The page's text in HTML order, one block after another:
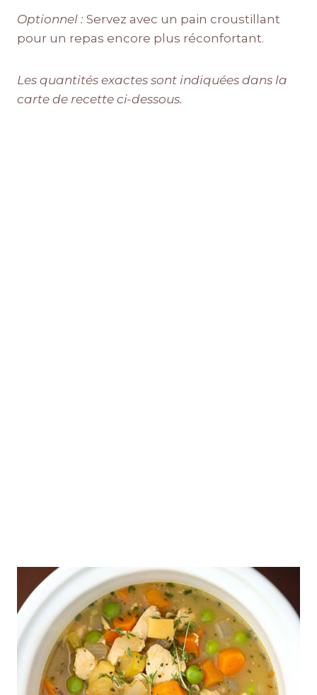
Optionnel : Servez avec un pain croustillant
pour un repas encore plus réconfortant.
Les quantités exactes sont indiquées dans la
carte de recette ci-dessous.